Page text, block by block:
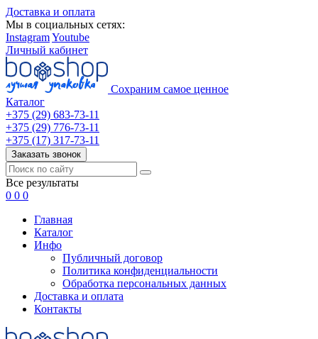
Доставка и оплата
Мы в социальных сетях:
InstagramYoutube
Личный кабинет
Сохраним самое ценное
Каталог
+375 (29) 683-73-11
+375 (29) 776-73-11
+375 (17) 317-73-11
Заказать звонок
Все результаты
0 0 0
Главная
Каталог
Инфо
Публичный договор
Политика конфиденциальности
Обработка персональных данных
Доставка и оплата
Контакты